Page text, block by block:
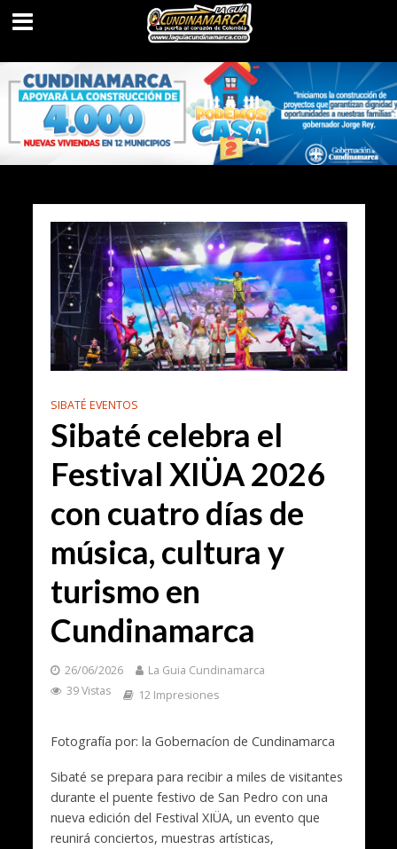
SIBATÉ EVENTOS
Sibaté celebra el
Festival XIÜA 2026
con cuatro días de
música, cultura y
turismo en
Cundinamarca
26/06/2026
La Guia Cundinamarca
39 Vistas
12 Impresiones
Fotografía por: la Gobernacíon de Cundinamarca
Sibaté se prepara para recibir a miles de visitantes
durante el puente festivo de San Pedro con una
nueva edición del Festival XIÜA, un evento que
reunirá conciertos, muestras artísticas,